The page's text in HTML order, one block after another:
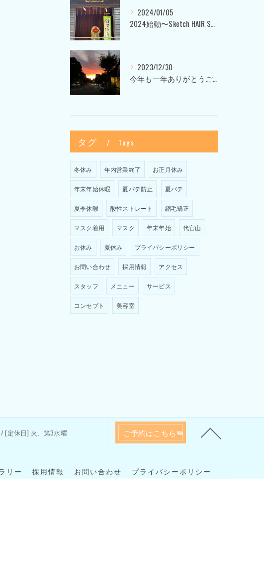
2024/01/05
2024始動〜Sketch HAIR SALON 代官山〜
2023/12/30
今年も一年ありがとうございました〜Sketch HAIR SALON 代官山の美容室〜
タグ Tags
冬休み 年内営業終了 お正月休み
年末年始休暇 夏バテ防止 夏バテ
夏季休暇 酸性ストレート 縮毛矯正
マスク着用 マスク 年末年始 代官山
お休み 夏休み プライバシーポリシー
お問い合わせ 採用情報 アクセス
スタッフ メニュー サービス
コンセプト 美容室
/ [定休日] 火、第3水曜 ご予約はこちら
リー 採用情報 お問い合わせ
プライバシーポリシー